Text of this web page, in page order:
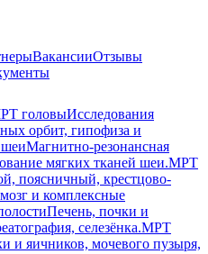
ВакансииОтзывы
головыИсследования
орбит, гипофиза и
Магнитно-резонансная
мягких тканей шеи.МРТ
поясничный, крестцово-
и комплексные
Печень, почки и
селезёнка.МРТ
и яичников, мочевого пузыря,